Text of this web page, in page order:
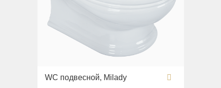
WC подвесной, Milady